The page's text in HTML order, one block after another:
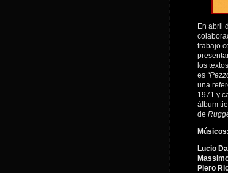
En abril
trabajo
los
es
una
1971 y
álbum
de
Músicos:
Lucio
Piero